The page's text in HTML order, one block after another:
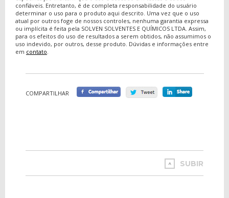
confiáveis. Entretanto, é de completa responsabilidade do usuário
determinar o uso para o produto aqui descrito. Uma vez que o uso
atual por outros foge de nossos controles, nenhuma garantia expressa
ou implícita é feita pela SOLVEN SOLVENTES E QUÍMICOS LTDA. Assim,
para os efeitos do uso de resultados a serem obtidos, não assumimos o
uso indevido, por outros, desse produto. Dúvidas e informações entre
em contato.
COMPARTILHAR
SUBIR